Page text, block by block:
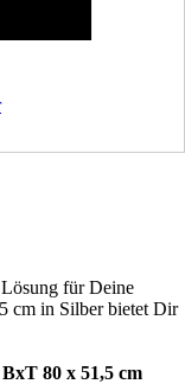
für Deine
cm in Silber bietet Dir
80 x 51,5 cm